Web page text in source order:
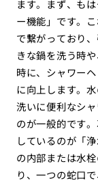
ます。まず、も
ー機能」です。
で繋がっており
きな鍋を洗う時
時に、シャワー
に向上します。
洗いに便利なシ
のが一般的です
しているのが「
の内部または水
り、一つの蛇口